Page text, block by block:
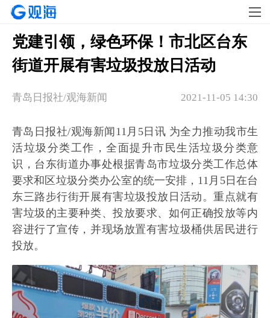
党建引领，绿色环保！市北区台东
街道开展有害垃圾投放日活动
2021-11-05 14:30
青岛日报社/观海新闻
青岛日报社/观海新闻11月5日讯 为全力推动我市生
活垃圾分类工作，全面提升市民生活垃圾分类意
识，台东街道办事处根据青岛市垃圾分类工作总体
要求和区垃圾分类办公室的统一安排，11月5日在台
东三路步行街开展有害垃圾投放日活动。重点就有
害垃圾的主要种类、投放要求、如何正确投放等内
容进行了宣传，并现场放置有害垃圾桶供居民进行
投放。